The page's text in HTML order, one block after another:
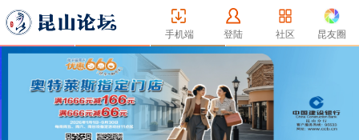
手机端 登陆 社区 昆友圈